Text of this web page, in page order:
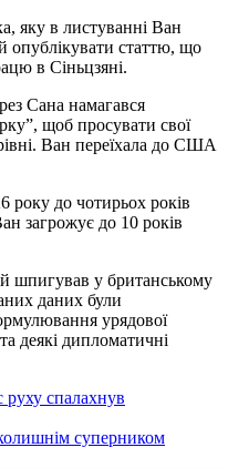
яку в листуванні Ван
опублікувати статтю, що
в Сіньцзяні.
Сана намагався
щоб просувати свої
Ван переїхала до США
року до чотирьох років
загрожує до 10 років
шпигував у британському
даних були
урядової
деякі дипломатичні
руху спалахнув
суперником